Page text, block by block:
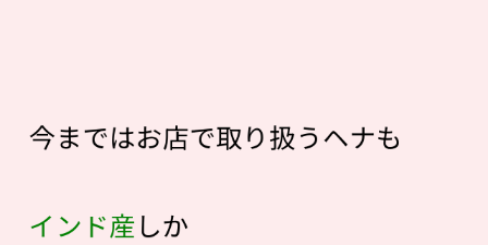
今まではお店で取り扱うヘナも
インド産しか